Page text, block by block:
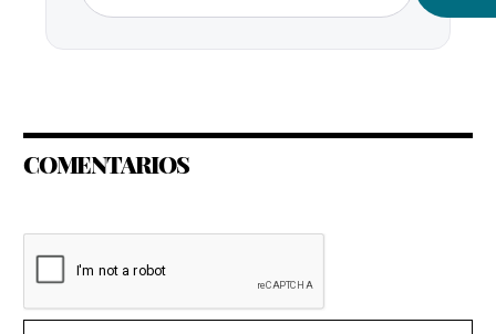
COMENTARIOS